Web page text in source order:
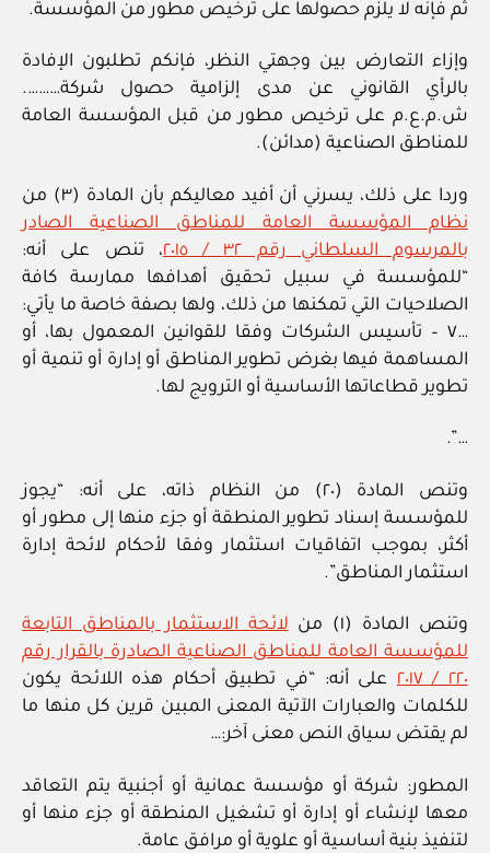
ثم فإنه لا يلزم حصولها على ترخيص مطور من المؤسسة.
وإزاء التعارض بين وجهتي النظر، فإنكم تطلبون الإفادة
بالرأي القانوني عن مدى إلزامية حصول شركة……….
ش.م.ع.م على ترخيص مطور من قبل المؤسسة العامة
للمناطق الصناعية (مدائن).
وردا على ذلك، يسرني أن أفيد معاليكم بأن المادة (٣) من
نظام المؤسسة العامة للمناطق الصناعية الصادر
بالمرسوم السلطاني رقم ٣٢ / ٢٠١٥
، تنص على أنه:
“للمؤسسة في سبيل تحقيق أهدافها ممارسة كافة
الصلاحيات التي تمكنها من ذلك، ولها بصفة خاصة ما يأتي:
…٧ – تأسيس الشركات وفقا للقوانين المعمول بها، أو
المساهمة فيها بغرض تطوير المناطق أو إدارة أو تنمية أو
تطوير قطاعاتها الأساسية أو الترويج لها.
…”.
وتنص المادة (٢٠) من النظام ذاته، على أنه: “يجوز
للمؤسسة إسناد تطوير المنطقة أو جزء منها إلى مطور أو
أكثر، بموجب اتفاقيات استثمار وفقا لأحكام لائحة إدارة
استثمار المناطق”.
وتنص المادة (١) من
لائحة الاستثمار بالمناطق التابعة
للمؤسسة العامة للمناطق الصناعية الصادرة بالقرار رقم
٢٢٠ / ٢٠١٧
على أنه: “في تطبيق أحكام هذه اللائحة يكون
للكلمات والعبارات الآتية المعنى المبين قرين كل منها ما
لم يقتض سياق النص معنى آخر:…
المطور: شركة أو مؤسسة عمانية أو أجنبية يتم التعاقد
معها لإنشاء أو إدارة أو تشغيل المنطقة أو جزء منها أو
لتنفيذ بنية أساسية أو علوية أو مرافق عامة.